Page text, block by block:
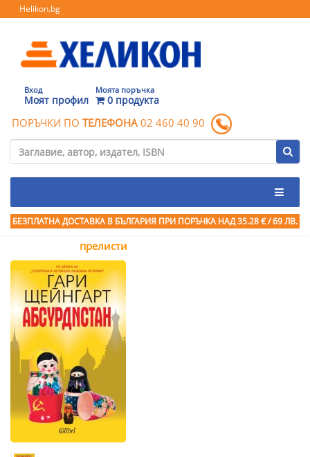
Helikon.bg
Вход
Моят профил
Моята поръчка
0 продукта
ПОРЪЧКИ ПО ТЕЛЕФОНА 02 460 40 90
БЕЗПЛАТНА ДОСТАВКА В БЪЛГАРИЯ ПРИ ПОРЪЧКА НАД 35.28 € / 69 ЛВ.
прелисти